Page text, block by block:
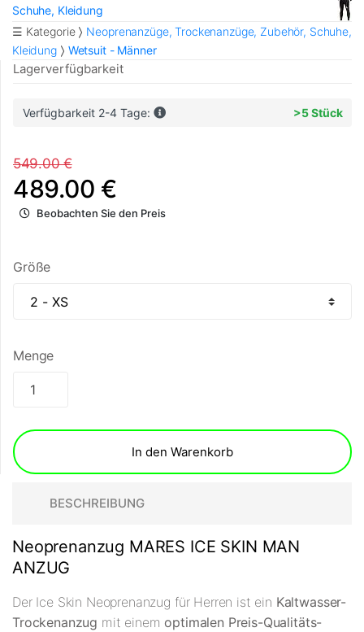
Schuhe, Kleidung
☰ Kategorie
Neoprenanzüge, Trockenanzüge, Zubehör, Schuhe,
Kleidung
Wetsuit - Männer
Lagerverfügbarkeit
Verfügbarkeit 2-4 Tage: >5 Stück
549.00 €
489.00 €
Beobachten Sie den Preis
Größe
Menge
In den Warenkorb
BESCHREIBUNG
Neoprenanzug MARES ICE SKIN MAN
ANZUG
Der Ice Skin Neoprenanzug für Herren ist ein Kaltwasser-
Trockenanzug mit einem optimalen Preis-Qualitäts-